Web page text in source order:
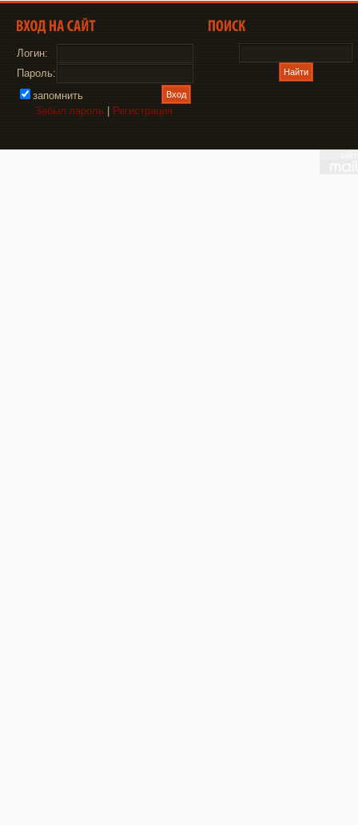
Логин:
Пароль:
запомнить
Забыл пароль
Регистрация